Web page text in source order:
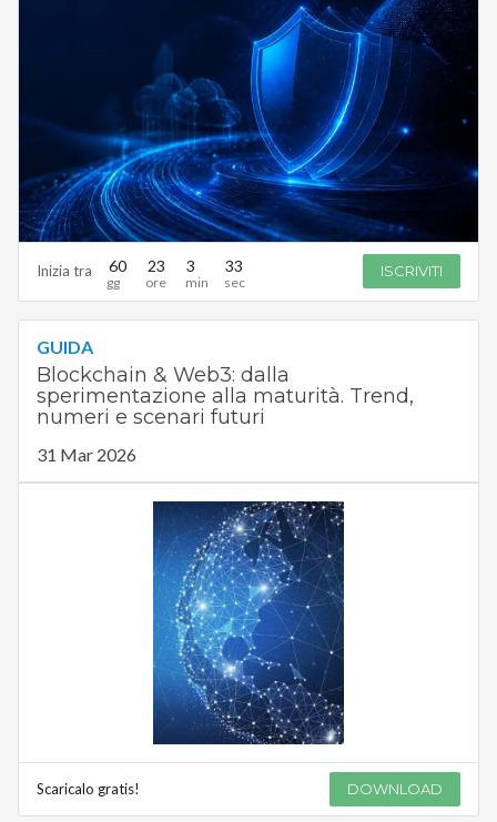
Inizia tra 60 23 3 32 ISCRIVITI
GUIDA
Blockchain & Web3: dalla
sperimentazione alla maturità. Trend,
numeri e scenari futuri
31 Mar 2026
Scaricalo gratis! DOWNLOAD